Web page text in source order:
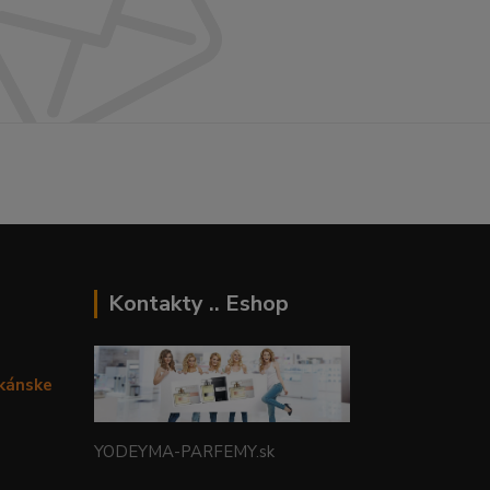
Kontakty .. Eshop
YODEYMA-PARFEMY.sk